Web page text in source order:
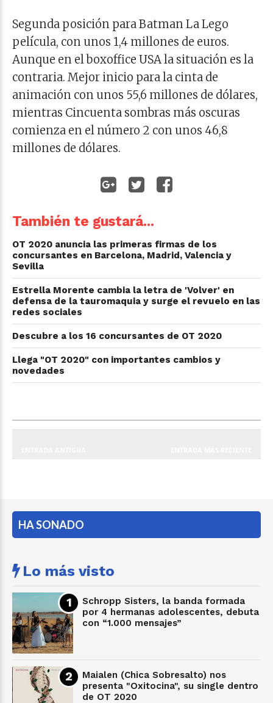
Segunda posición para Batman La Lego
película, con unos 1,4 millones de euros.
Aunque en el boxoffice USA la situación es la
contraria. Mejor inicio para la cinta de
animación con unos 55,6 millones de dólares,
mientras Cincuenta sombras más oscuras
comienza en el número 2 con unos 46,8
millones de dólares.
También te gustará...
OT 2020 anuncia las primeras firmas de los
concursantes en Barcelona, Madrid, Valencia y
Sevilla
Estrella Morente cambia la letra de 'Volver' en
defensa de la tauromaquia y surge el revuelo en las
redes sociales
Descubre a los 16 concursantes de OT 2020
Llega "OT 2020" con importantes cambios y
novedades
HA SONADO
Lo más visto
Schropp Sisters, la banda formada
por 4 hermanas adolescentes, debuta
con “1.000 mensajes”
Maialen (Chica Sobresalto) nos
presenta "Oxitocina", su single dentro
de OT 2020